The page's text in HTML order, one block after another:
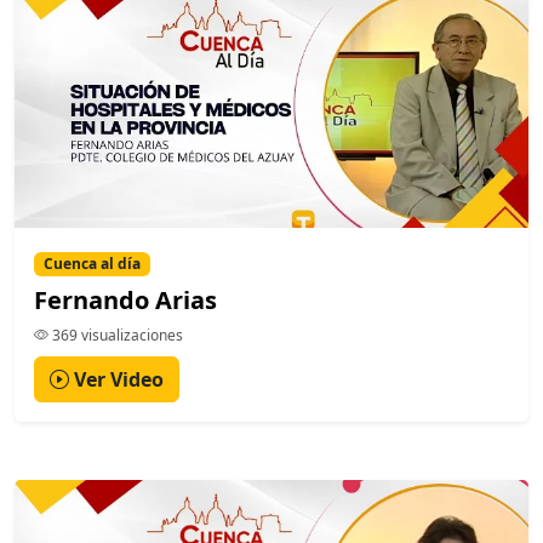
Cuenca al día
Fernando Arias
369 visualizaciones
Ver Video